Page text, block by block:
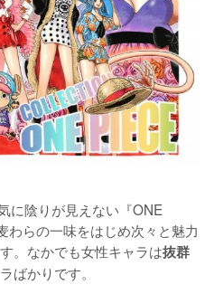
に陰りが見えない『ONE
わらの一味をはじめ次々と魅力
。なかでも女性キャラは抜群
ばかりです。